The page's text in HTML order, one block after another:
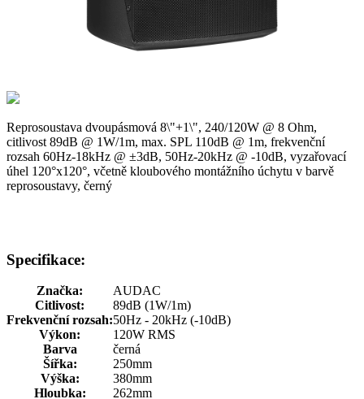
Reprosoustava dvoupásmová 8\"+1\", 240/120W @ 8 Ohm,
citlivost 89dB @ 1W/1m, max. SPL 110dB @ 1m, frekvenční
rozsah 60Hz-18kHz @ ±3dB, 50Hz-20kHz @ -10dB, vyzařovací
úhel 120°x120°, včetně kloubového montážního úchytu v barvě
reprosoustavy, černý
Specifikace:
Značka:
AUDAC
Citlivost:
89dB (1W/1m)
Frekvenční rozsah:50Hz - 20kHz (-10dB)
Výkon:
120W RMS
Barva
černá
Šířka:
250mm
Výška:
380mm
Hloubka:
262mm